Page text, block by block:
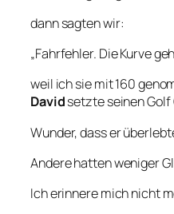
dann sagten wir:
„Fahrfehler. Die Kurve
weil ich sie mit 160
Davidsetzte seinen Golf
Wunder, dass er
Andere hatten weniger
Ich erinnere mich nicht